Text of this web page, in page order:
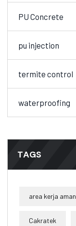
PU Concrete
pu injection
termite control
waterproofing
TAGS
area kerja aman
Cakratek